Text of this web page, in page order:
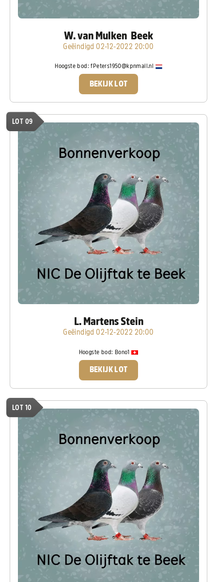
W. van Mulken Beek
Geëindigd 02-12-2022 20:00
Hoogste bod:fPeters1950@kpnmail.nl
BEKIJK LOT
LOT 09
L. Martens Stein
Geëindigd 02-12-2022 20:00
Hoogste bod: Bono1
BEKIJK LOT
LOT 10